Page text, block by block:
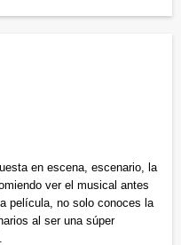
en escena, escenario, la
ver el musical antes
película, no solo conoces la
al ser una súper